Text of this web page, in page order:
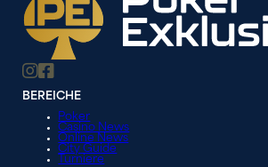
BEREICHE
Poker
Casino News
Online News
City Guide
Turniere